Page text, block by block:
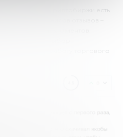
том числе, у криптобиржи есть
сервисов отзывов –
от довольных клиентов.
на большой выбор
быструю работу торгового